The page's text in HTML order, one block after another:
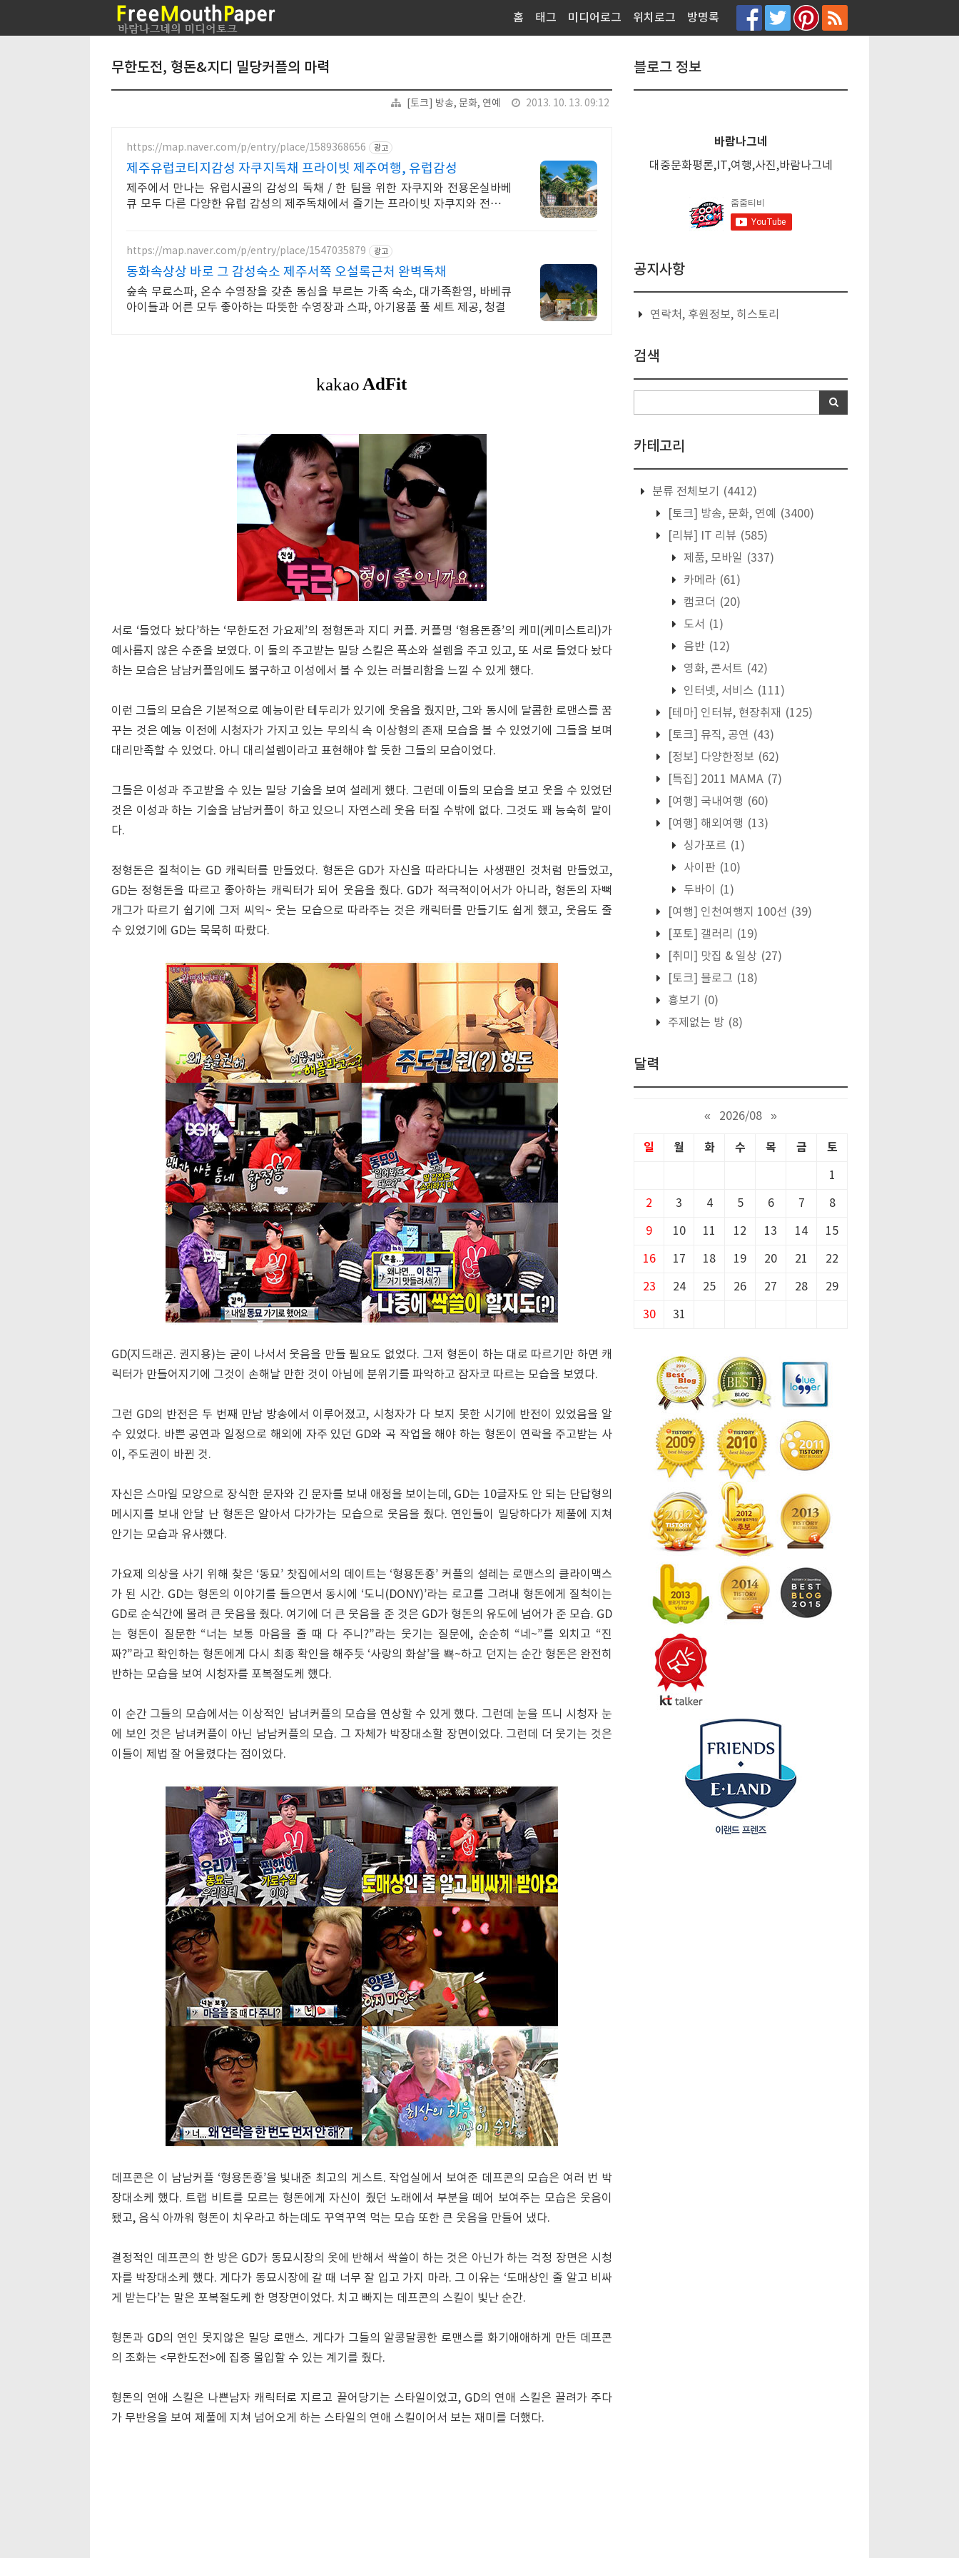
홈 태그 미디어로그 위치로그 방명록
무한도전, 형돈&지디 밀당커플의 마력
[토크] 방송, 문화, 연예 2013. 10. 13. 09:12
https://map.naver.com/p/entry/place/1589368656 광고
제주유럽코티지감성 자쿠지독채 프라이빗 제주여행, 유럽감성
제주에서 만나는 유럽시골의 감성의 독채 / 한 팀을 위한 자쿠지와 전용온실바베
큐 모두 다른 다양한 유럽 감성의 제주독채에서 즐기는 프라이빗 자쿠지와 전용온
https://map.naver.com/p/entry/place/1547035879 광고
동화속상상 바로 그 감성숙소 제주서쪽 오설록근처 완벽독채
숲속 무료스파, 온수 수영장을 갖춘 동심을 부르는 가족 숙소, 대가족환영, 바베큐
아이들과 어른 모두 좋아하는 따뜻한 수영장과 스파, 아기용품 풀 세트 제공, 청결
서로 ‘들었다 놨다’하는 ‘무한도전 가요제’의 정형돈과 지디 커플. 커플명 ‘형용돈죵’의 케미(케미스트리)가
예사롭지 않은 수준을 보였다. 이 둘의 주고받는 밀당 스킬은 폭소와 설렘을 주고 있고, 또 서로 들었다 놨다
하는 모습은 남남커플임에도 불구하고 이성에서 볼 수 있는 러블리함을 느낄 수 있게 했다.
이런 그들의 모습은 기본적으로 예능이란 테두리가 있기에 웃음을 줬지만, 그와 동시에 달콤한 로맨스를 꿈
꾸는 것은 예능 이전에 시청자가 가지고 있는 무의식 속 이상형의 존재 모습을 볼 수 있었기에 그들을 보며
대리만족할 수 있었다. 아니 대리설렘이라고 표현해야 할 듯한 그들의 모습이었다.
그들은 이성과 주고받을 수 있는 밀당 기술을 보여 설레게 했다. 그런데 이들의 모습을 보고 웃을 수 있었던
것은 이성과 하는 기술을 남남커플이 하고 있으니 자연스레 웃음 터질 수밖에 없다. 그것도 꽤 능숙히 말이
다.
정형돈은 질척이는 GD 캐릭터를 만들었다. 형돈은 GD가 자신을 따라다니는 사생팬인 것처럼 만들었고,
GD는 정형돈을 따르고 좋아하는 캐릭터가 되어 웃음을 줬다. GD가 적극적이어서가 아니라, 형돈의 자뻑
개그가 따르기 쉽기에 그저 씨익~ 웃는 모습으로 따라주는 것은 캐릭터를 만들기도 쉽게 했고, 웃음도 줄
수 있었기에 GD는 묵묵히 따랐다.
GD(지드래곤. 권지용)는 굳이 나서서 웃음을 만들 필요도 없었다. 그저 형돈이 하는 대로 따르기만 하면 캐
릭터가 만들어지기에 그것이 손해날 만한 것이 아님에 분위기를 파악하고 잠자코 따르는 모습을 보였다.
그런 GD의 반전은 두 번째 만남 방송에서 이루어졌고, 시청자가 다 보지 못한 시기에 반전이 있었음을 알
수 있었다. 바쁜 공연과 일정으로 해외에 자주 있던 GD와 곡 작업을 해야 하는 형돈이 연락을 주고받는 사
이, 주도권이 바뀐 것.
자신은 스마일 모양으로 장식한 문자와 긴 문자를 보내 애정을 보이는데, GD는 10글자도 안 되는 단답형의
메시지를 보내 안달 난 형돈은 알아서 다가가는 모습으로 웃음을 줬다. 연인들이 밀당하다가 제풀에 지쳐
안기는 모습과 유사했다.
가요제 의상을 사기 위해 찾은 ‘동묘’ 찻집에서의 데이트는 ‘형용돈죵’ 커플의 설레는 로맨스의 클라이맥스
가 된 시간. GD는 형돈의 이야기를 들으면서 동시에 ‘도니(DONY)’라는 로고를 그려내 형돈에게 질척이는
GD로 순식간에 몰려 큰 웃음을 줬다. 여기에 더 큰 웃음을 준 것은 GD가 형돈의 유도에 넘어가 준 모습. GD
는 형돈이 질문한 “너는 보통 마음을 줄 때 다 주니?”라는 웃기는 질문에, 순순히 “네~”를 외치고 “진
짜?”라고 확인하는 형돈에게 다시 최종 확인을 해주듯 ‘사랑의 화살’을 뾱~하고 던지는 순간 형돈은 완전히
반하는 모습을 보여 시청자를 포복절도케 했다.
이 순간 그들의 모습에서는 이상적인 남녀커플의 모습을 연상할 수 있게 했다. 그런데 눈을 뜨니 시청자 눈
에 보인 것은 남녀커플이 아닌 남남커플의 모습. 그 자체가 박장대소할 장면이었다. 그런데 더 웃기는 것은
이들이 제법 잘 어울렸다는 점이었다.
데프콘은 이 남남커플 ‘형용돈죵’을 빛내준 최고의 게스트. 작업실에서 보여준 데프콘의 모습은 여러 번 박
장대소케 했다. 트랩 비트를 모르는 형돈에게 자신이 줬던 노래에서 부분을 떼어 보여주는 모습은 웃음이
됐고, 음식 아까워 형돈이 치우라고 하는데도 꾸역꾸역 먹는 모습 또한 큰 웃음을 만들어 냈다.
결정적인 데프콘의 한 방은 GD가 동묘시장의 옷에 반해서 싹쓸이 하는 것은 아닌가 하는 걱정 장면은 시청
자를 박장대소케 했다. 게다가 동묘시장에 갈 때 너무 잘 입고 가지 마라. 그 이유는 ‘도매상인 줄 알고 비싸
게 받는다’는 말은 포복절도케 한 명장면이었다. 치고 빠지는 데프콘의 스킬이 빛난 순간.
형돈과 GD의 연인 못지않은 밀당 로맨스. 게다가 그들의 알콩달콩한 로맨스를 화기애애하게 만든 데프콘
의 조화는 <무한도전>에 집중 몰입할 수 있는 계기를 줬다.
형돈의 연애 스킬은 나쁜남자 캐릭터로 지르고 끌어당기는 스타일이었고, GD의 연애 스킬은 끌려가 주다
가 무반응을 보여 제풀에 지쳐 넘어오게 하는 스타일의 연애 스킬이어서 보는 재미를 더했다.
블로그 정보
바람나그네
대중문화평론,IT,여행,사진,바람나그네
공지사항
연락처, 후원정보, 히스토리
검색
카테고리
분류 전체보기
(4412)
[토크] 방송, 문화, 연예
(3400)
[리뷰] IT 리뷰 (585)
제품, 모바일 (337)
카메라 (61)
캠코더 (20)
도서 (1)
음반 (12)
영화, 콘서트 (42)
인터넷, 서비스 (111)
[테마] 인터뷰, 현장취재 (125)
[토크] 뮤직, 공연 (43)
[정보] 다양한정보 (62)
[특집] 2011 MAMA (7)
[여행] 국내여행 (60)
[여행] 해외여행 (13)
싱가포르 (1)
사이판 (10)
두바이
(1)
[여행] 인천여행지 100선 (39)
[포토] 갤러리
(19)
[취미] 맛집 & 일상 (27)
[토크] 블로그 (18)
흉보기
(0)
주제없는 방 (8)
달력
« 2026/08 »
일 월 화 수 목 금 토
1
2 3 4 5 6 7 8
9 10 11 12 13 14 15
16 17 18 19 20 21 22
23 24 25 26 27 28 29
30 31